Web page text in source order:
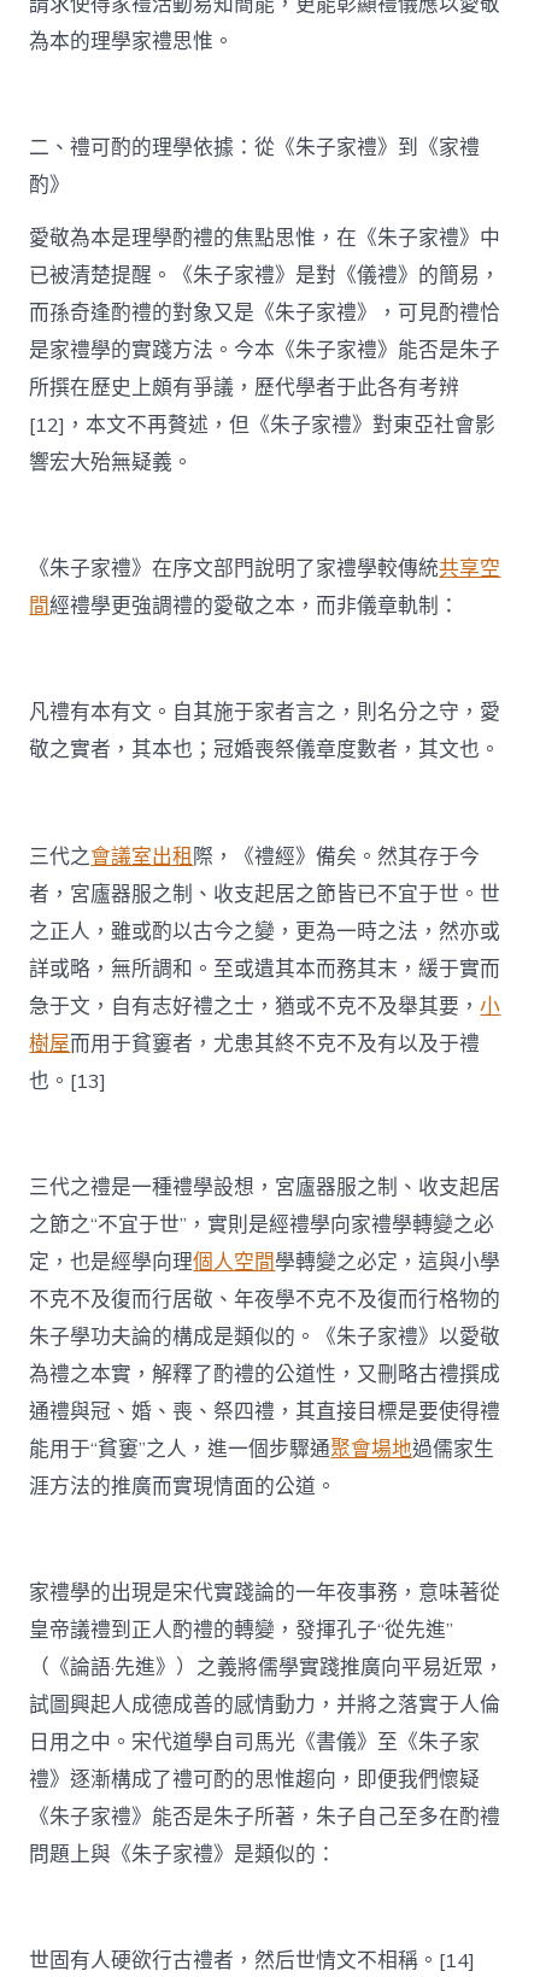
為本的理學家禮思惟。
二、禮可酌的理學依據：從《朱子家禮》到《家禮
酌》
愛敬為本是理學酌禮的焦點思惟，在《朱子家禮》中
已被清楚提醒。《朱子家禮》是對《儀禮》的簡易，
而孫奇逢酌禮的對象又是《朱子家禮》，可見酌禮恰
是家禮學的實踐方法。今本《朱子家禮》能否是朱子
所撰在歷史上頗有爭議，歷代學者于此各有考辨
[12]，本文不再贅述，但《朱子家禮》對東亞社會影
響宏大殆無疑義。
《朱子家禮》在序文部門說明了家禮學較傳統共享空
間經禮學更強調禮的愛敬之本，而非儀章軌制：
凡禮有本有文。自其施于家者言之，則名分之守，愛
敬之實者，其本也；冠婚喪祭儀章度數者，其文也。
三代之會議室出租際，《禮經》備矣。然其存于今
者，宮廬器服之制、收支起居之節皆已不宜于世。世
之正人，雖或酌以古今之變，更為一時之法，然亦或
詳或略，無所調和。至或遺其本而務其末，緩于實而
急于文，自有志好禮之士，猶或不克不及舉其要，小
樹屋而用于貧窶者，尤患其終不克不及有以及于禮
也。[13]
三代之禮是一種禮學設想，宮廬器服之制、收支起居
之節之“不宜于世”，實則是經禮學向家禮學轉變之必
定，也是經學向理個人空間學轉變之必定，這與小學
不克不及復而行居敬、年夜學不克不及復而行格物的
朱子學功夫論的構成是類似的。《朱子家禮》以愛敬
為禮之本實，解釋了酌禮的公道性，又刪略古禮撰成
通禮與冠、婚、喪、祭四禮，其直接目標是要使得禮
能用于“貧窶”之人，進一個步驟通聚會場地過儒家生
涯方法的推廣而實現情面的公道。
家禮學的出現是宋代實踐論的一年夜事務，意味著從
皇帝議禮到正人酌禮的轉變，發揮孔子“從先進”
（《論語·先進》）之義將儒學實踐推廣向平易近眾，
試圖興起人成德成善的感情動力，并將之落實于人倫
日用之中。宋代道學自司馬光《書儀》至《朱子家
禮》逐漸構成了禮可酌的思惟趨向，即便我們懷疑
《朱子家禮》能否是朱子所著，朱子自己至多在酌禮
問題上與《朱子家禮》是類似的：
世固有人硬欲行古禮者，然后世情文不相稱。[14]